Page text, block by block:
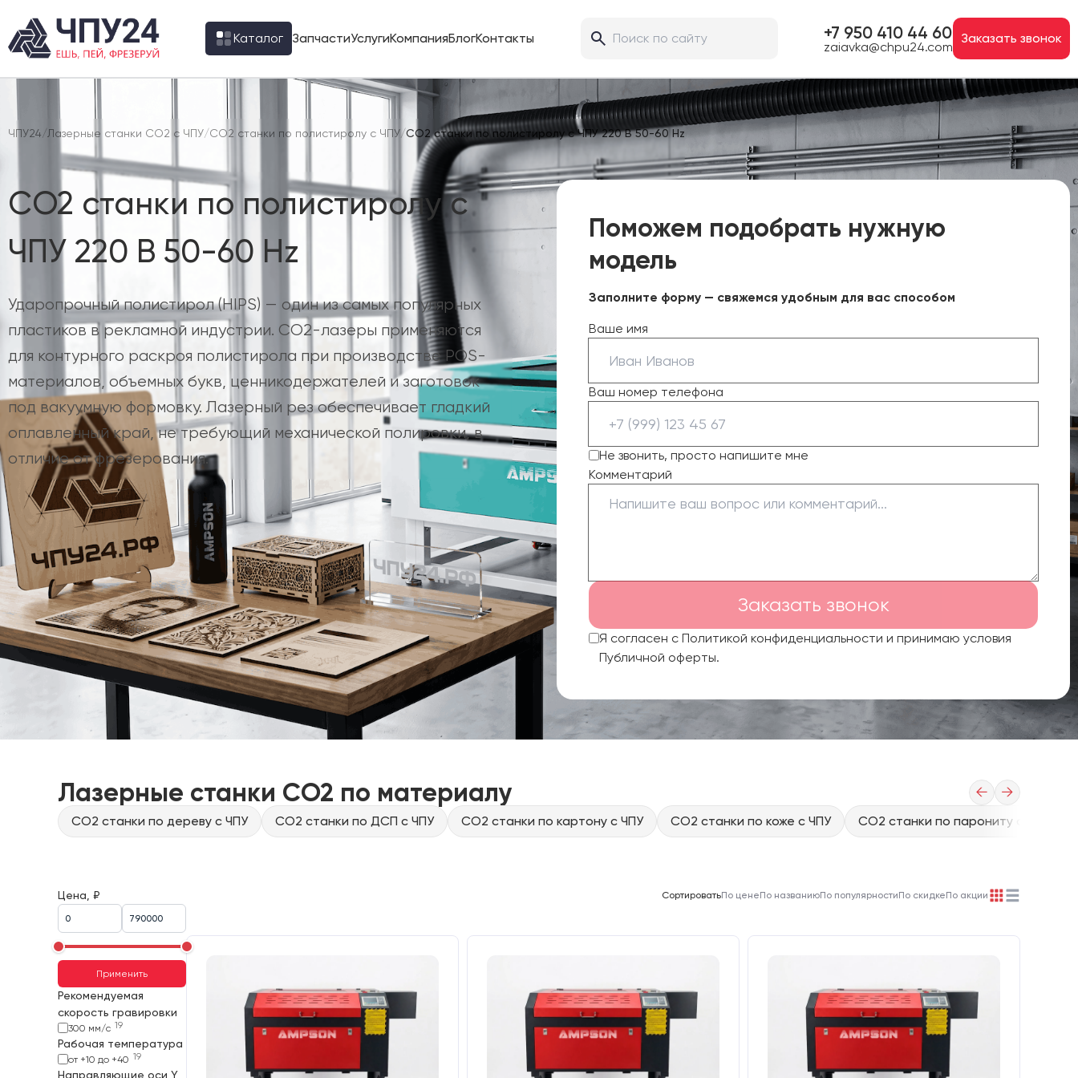
Каталог ЗапчастиУслугиКомпанияБлогКонтакты +7 950 410 44 60
zaiavka@chpu24.com
Заказать звонок
ЧПУ24/Лазерные станки CO2 с ЧПУ/CO2 станки по полистиролу с ЧПУ/CO2 станки по полистиролу с ЧПУ 220 В 50-60 Hz
CO2 станки по полистиролу с
ЧПУ 220 В 50-60 Hz
Ударопрочный полистирол (HIPS) — один из самых популярных
пластиков в рекламной индустрии. CO2-лазеры применяются
для контурного раскроя полистирола при производстве POS-
материалов, объемных букв, ценникодержателей и заготовок
под вакуумную формовку. Лазерный рез обеспечивает гладкий
оплавленный край, не требующий механической полировки, в
отличие от фрезерования.
Поможем подобрать нужную
модель
Заполните форму — свяжемся удобным для вас способом
Ваше имя
Ваш номер телефона
Не звонить, просто напишите мне
Комментарий
Заказать звонок
Я согласен с Политикой конфиденциальности и принимаю условия
Публичной оферты.
Лазерные станки CO2 по материалу ← →
CO2 станки по дереву с ЧПУ CO2 станки по ДСП с ЧПУ CO2 станки по картону с ЧПУ CO2 станки по коже с ЧПУ CO2 станки по парониту с ЧПУ
Цена, ₽
Применить
Рекомендуемая
скорость гравировки
300 мм/с 19
Рабочая температура
от +10 до +40 19
Направляющие оси Y
СортироватьПо ценеПо названиюПо популярностиПо скидкеПо акции